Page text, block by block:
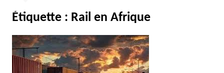
Étiquette : Rail en Afrique